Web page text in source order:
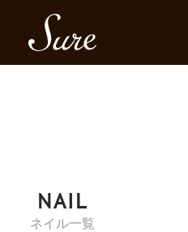
NAIL
ネイル一覧